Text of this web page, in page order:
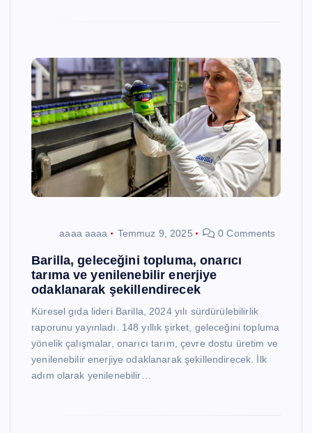
aaaa aaaa Temmuz 9, 2025 0 Comments
Barilla, geleceğini topluma, onarıcı
tarıma ve yenilenebilir enerjiye
odaklanarak şekillendirecek
Küresel gıda lideri Barilla, 2024 yılı sürdürülebilirlik
raporunu yayınladı. 148 yıllık şirket, geleceğini topluma
yönelik çalışmalar, onarıcı tarım, çevre dostu üretim ve
yenilenebilir enerjiye odaklanarak şekillendirecek. İlk
adım olarak yenilenebilir…